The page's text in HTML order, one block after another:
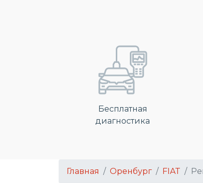
Бесплатная
диагностика
Главная Оренбург FIAT